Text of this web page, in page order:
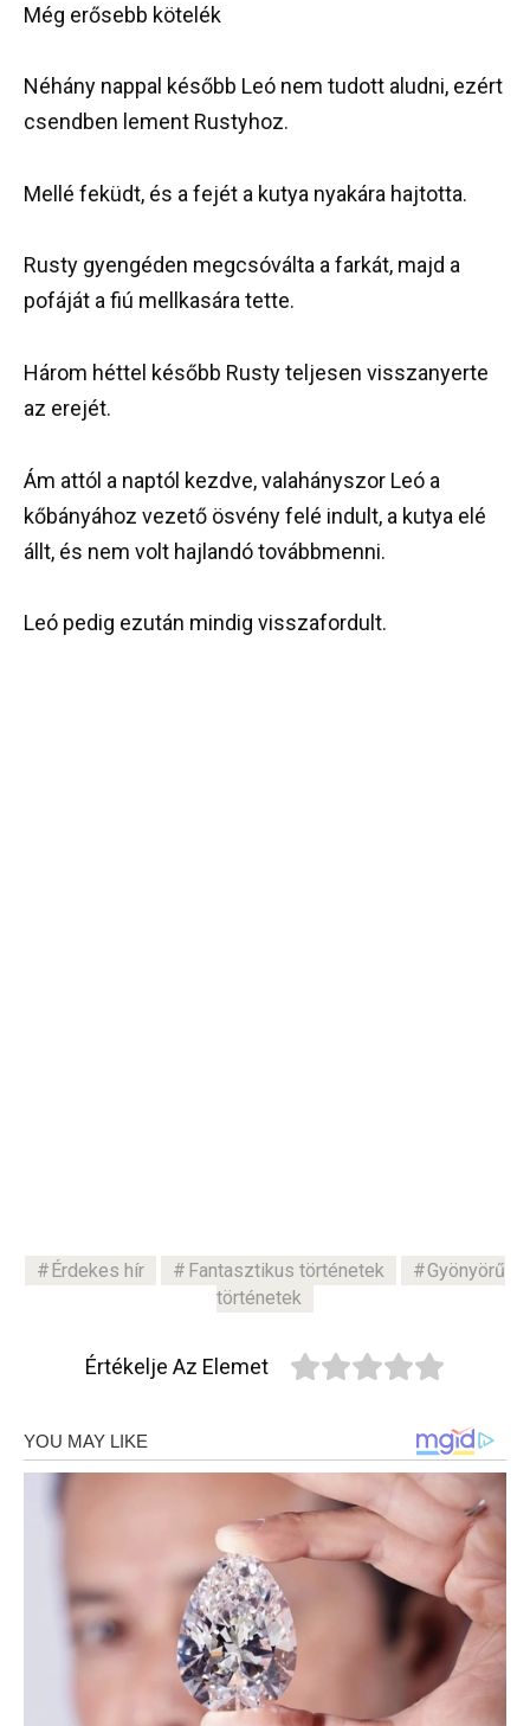
Még erősebb kötelék
Néhány nappal később Leó nem tudott aludni, ezért
csendben lement Rustyhoz.
Mellé feküdt, és a fejét a kutya nyakára hajtotta.
Rusty gyengéden megcsóválta a farkát, majd a
pofáját a fiú mellkasára tette.
Három héttel később Rusty teljesen visszanyerte
az erejét.
Ám attól a naptól kezdve, valahányszor Leó a
kőbányához vezető ösvény felé indult, a kutya elé
állt, és nem volt hajlandó továbbmenni.
Leó pedig ezután mindig visszafordult.
Érdekes hír Fantasztikus történetek
Gyönyörű
történetek
Értékelje Az Elemet